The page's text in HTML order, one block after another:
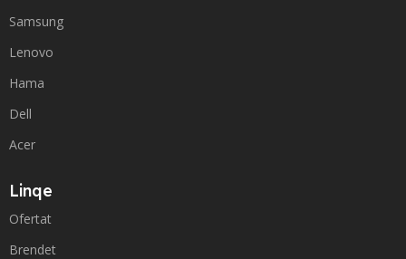
Samsung
Lenovo
Hama
Dell
Acer
Linqe
Ofertat
Brendet